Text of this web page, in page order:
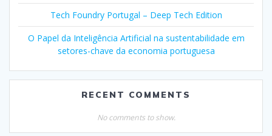
Tech Foundry Portugal – Deep Tech Edition
O Papel da Inteligência Artificial na sustentabilidade em
setores-chave da economia portuguesa
RECENT COMMENTS
No comments to show.